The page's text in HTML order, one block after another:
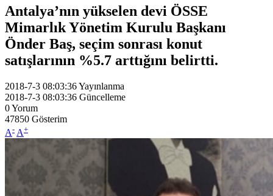
Antalya’nın yükselen devi ÖSSE
Mimarlık Yönetim Kurulu Başkanı
Önder Baş, seçim sonrası konut
satışlarının %5.7 arttığını belirtti.
2018-7-3 08:03:36Yayınlanma
2018-7-3 08:03:36 Güncelleme
0Yorum
47850 Gösterim
A- A+